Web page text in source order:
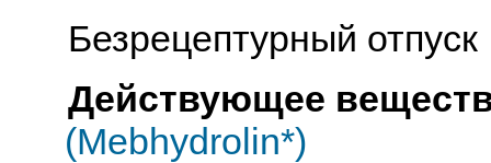
Безрецептурный отпуск
Действующее
(Mebhydrolin*)